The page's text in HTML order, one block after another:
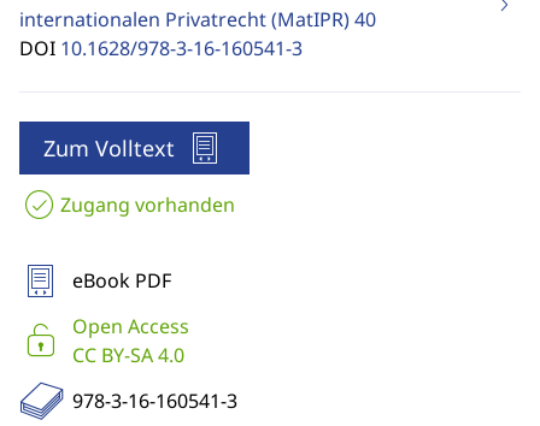
internationalen Privatrecht (MatIPR)40
DOI 10.1628/978-3-16-160541-3
Zum Volltext
Zugang vorhanden
eBook PDF
Open Access
CC BY-SA 4.0
978-3-16-160541-3